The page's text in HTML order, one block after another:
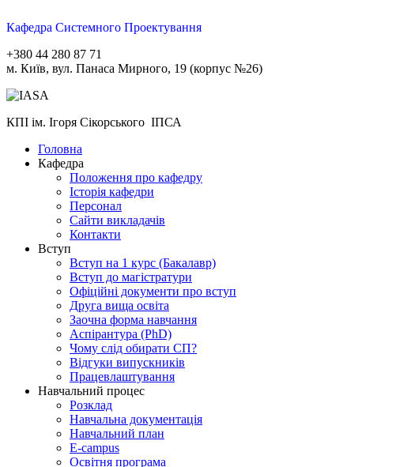
Кафедра Системного Проектування
+380 44 280 87 71
м. Київ, вул. Панаса Мирного, 19 (корпус №26)
КПІ ім. Ігоря Сікорського ІПСА
Головна
Кафедра
Положення про кафедру
Історія кафедри
Персонал
Сайти викладачів
Контакти
Вступ
Вступ на 1 курс (Бакалавр)
Вступ до магістратури
Офіційні документи про вступ
Друга вища освіта
Заочна форма навчання
Aспірантура (PhD)
Чому слід обирати СП?
Відгуки випускників
Працевлаштування
Навчальний процес
Розклад
Навчальна документація
Навчальний план
E-campus
Освітня програма